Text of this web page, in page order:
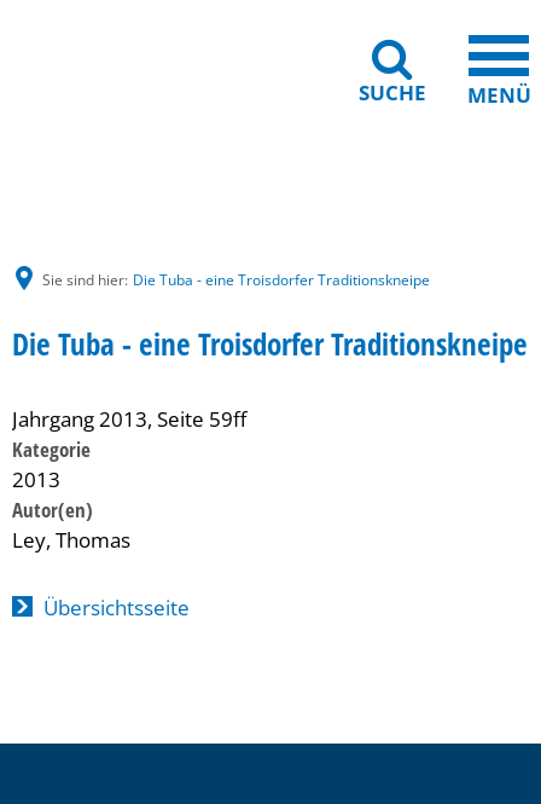
SUCHE MENÜ
Sie sind hier: Die Tuba - eine Troisdorfer Traditionskneipe
Die Tuba - eine Troisdorfer Traditionskneipe
Jahrgang 2013, Seite 59ff
Kategorie
2013
Ley, Thomas
Übersichtsseite